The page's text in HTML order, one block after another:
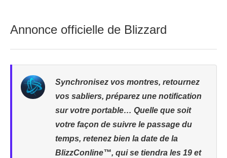
Annonce officielle de Blizzard
Synchronisez vos montres, retournez
vos sabliers, préparez une notification
sur votre portable… Quelle que soit
votre façon de suivre le passage du
temps, retenez bien la date de la
BlizzConline™, qui se tiendra les 19 et